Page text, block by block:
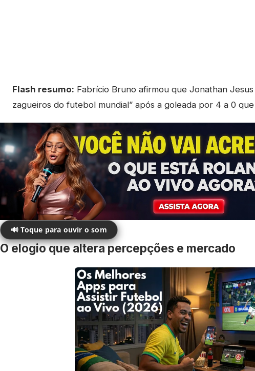
Flash resumo: Fabrício Bruno afirmou que Jonathan Jesus
zagueiros do futebol mundial” após a goleada por 4 a 0
🔊 Toque para ouvir o som
O elogio que altera percepções e mercado